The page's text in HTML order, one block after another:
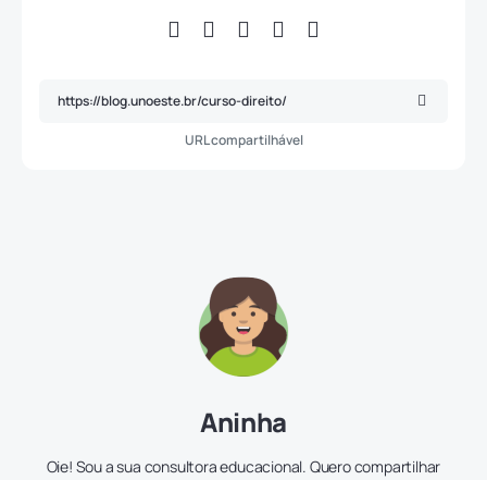
URL compartilhável
Aninha
Oie! Sou a sua consultora educacional. Quero compartilhar